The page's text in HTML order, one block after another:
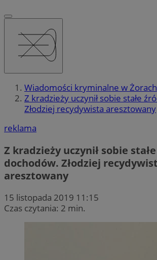
Wiadomości kryminalne w Żorach
Z kradzieży uczynił sobie stałe
Złodziej recydywista aresztowany
reklama
Z kradzieży uczynił sobie
dochodów. Złodziej
aresztowany
15 listopada 2019 11:15
Czas czytania: 2 min.